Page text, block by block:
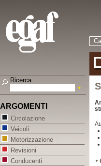
Ricerca
ARGOMENTI
Circolazione
Veicoli
Motorizzazione
Revisioni
Conducenti